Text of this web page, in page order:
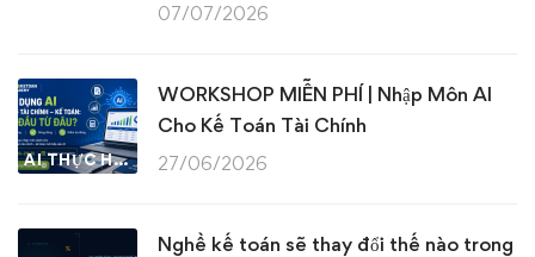
07/07/2026
AI THỰC HÀNH
WORKSHOP MIỄN PHÍ | Nhập Môn AI
Cho Kế Toán Tài Chính
27/06/2026
Nghề kế toán sẽ thay đổi thế nào trong